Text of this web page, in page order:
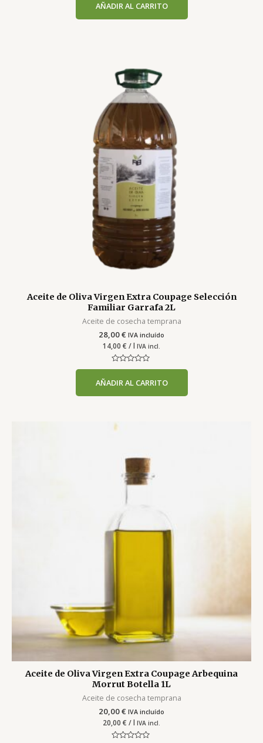
0
5
AÑADIR AL CARRITO
Aceite de Oliva Virgen Extra Coupage Selección
Familiar Garrafa 2L
Aceite de cosecha temprana
28,00€ IVA incluído
14,00 € / l IVA incl.
Valorado
0
5
AÑADIR AL CARRITO
Aceite de Oliva Virgen Extra Coupage Arbequina
Morrut Botella 1L
Aceite de cosecha temprana
20,00€ IVA incluído
20,00 € / l IVA incl.